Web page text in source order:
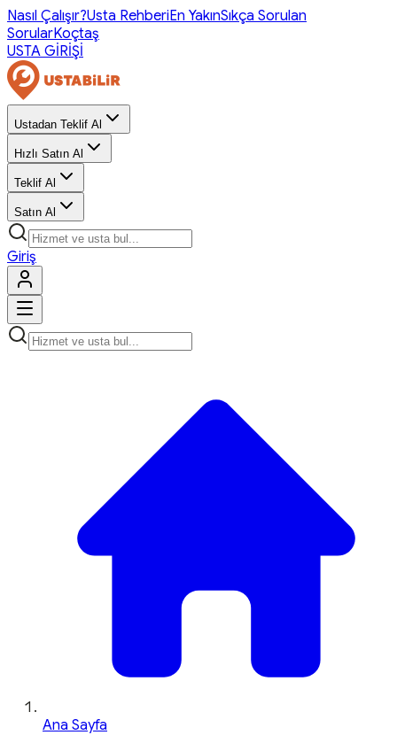
Nasıl Çalışır?Usta RehberiEn YakınSıkça Sorulan
SorularKoçtaş
USTA GİRİŞİ
Ustadan Teklif Al
Hızlı Satın Al
Teklif Al
Satın Al
Giriş
Ana Sayfa